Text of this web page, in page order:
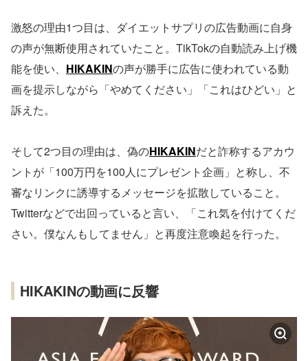
激怒の理由1つ目は、ダイエットサプリの広告動画に自身
の声が無断使用されていたこと。TikTokの自動読み上げ機
能を使い、 HIKAKINの声が勝手に広告に使われている動
画を提示しながら「やめてください」「これはひどい」と
訴えた。
そして2つ目の理由は、偽のHIKAKINだと詐称するアカウ
ントが「100万円を100人にプレゼント企画」と称し、不
審なリンクに誘導するメッセージを拡散していること。
Twitterなどで出回っていると言い、「これ気を付けてくだ
さい。僕なんもしてません」と再度注意喚起を行った。
HIKAKINの動画に反響